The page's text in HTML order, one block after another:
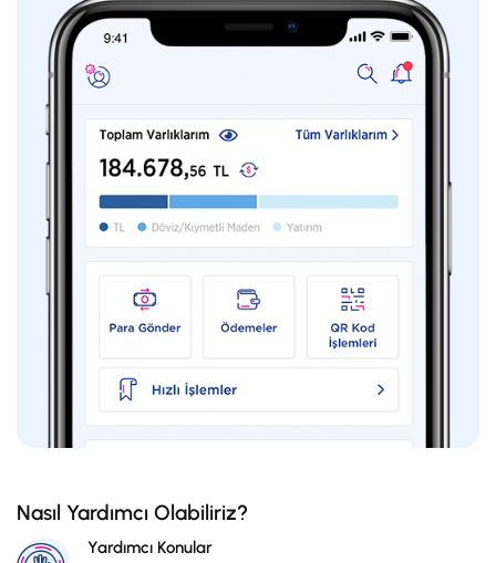
Nasıl Yardımcı Olabiliriz?
Yardımcı Konular